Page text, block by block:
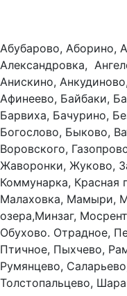
Абубарово, Аборино,
Александровка,
Анискино,
Афинеево, Байбаки,
Барвиха, Бачурино,
Богослово, Быково,
Воровского,
Жаворонки, Жуково,
Коммунарка, Красная
Малаховка, Мамыри,
озера,Минзаг,
Обухово. Отрадное,
Птичное, Пыхчево,
Румянцево,
Толстопальцево,